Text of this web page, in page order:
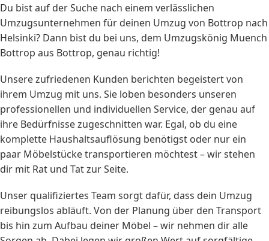
Du bist auf der Suche nach einem verlässlichen
Umzugsunternehmen für deinen Umzug von Bottrop nach
Helsinki? Dann bist du bei uns, dem Umzugskönig Muench
Bottrop aus Bottrop, genau richtig!
Unsere zufriedenen Kunden berichten begeistert von
ihrem Umzug mit uns. Sie loben besonders unseren
professionellen und individuellen Service, der genau auf
ihre Bedürfnisse zugeschnitten war. Egal, ob du eine
komplette Haushaltsauflösung benötigst oder nur ein
paar Möbelstücke transportieren möchtest – wir stehen
dir mit Rat und Tat zur Seite.
Unser qualifiziertes Team sorgt dafür, dass dein Umzug
reibungslos abläuft. Von der Planung über den Transport
bis hin zum Aufbau deiner Möbel – wir nehmen dir alle